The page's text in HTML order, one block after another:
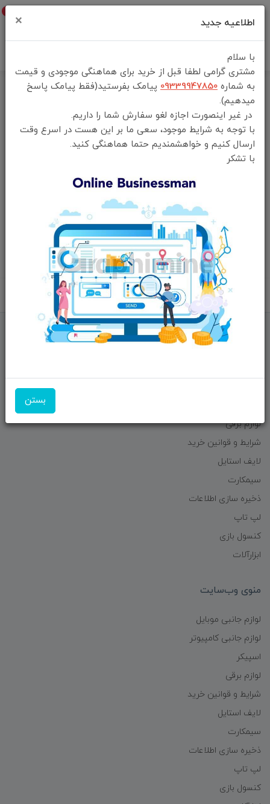
فقط محصولات موجود
لوازم جانبی موبایل فن خنک کننده موبایل
جدیدترین محبوب‌ترین گران‌ترین ارزان‌ترین
برگشت به بالا
منوی وب‌سایت
لوازم برقی
شرایط و قوانین خرید
لایف استایل
سیمکارت
ذخیره سازی اطلاعات
لپ تاپ
کنسول بازی
ابزارآلات
منوی وب‌سایت
لوازم جانبی موبایل
لوازم جانبی کامپیوتر
اسپیکر
لوازم برقی
شرایط و قوانین خرید
لایف استایل
سیمکارت
ذخیره سازی اطلاعات
لپ تاپ
کنسول بازی
اطلاعیه جدید ×
با سلام
مشتری گرامی لطفا قبل از خرید برای هماهنگی موجودی و قیمت
به شماره 09339947850 پیامک بفرستید(فقط پیامک پاسخ
میدهیم).
در غیر اینصورت اجازه لغو سفارش شما را داریم.
با توجه به شرایط موجود، سعی ما بر این هست در اسرع وقت
ارسال کنیم و خواهشمندیم حتما هماهنگی کنید.
با تشکر
بستن